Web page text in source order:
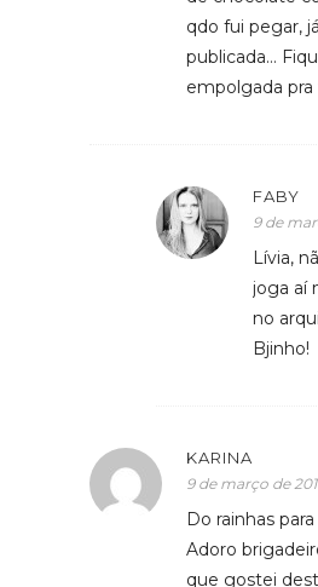
qdo fui pegar,
publicada…
empolgada pra
FABY
9 de
Lívia,
joga aí
no
Bjinho!
KARINA
9 de março de
Do rainhas
Adoro
que gostei